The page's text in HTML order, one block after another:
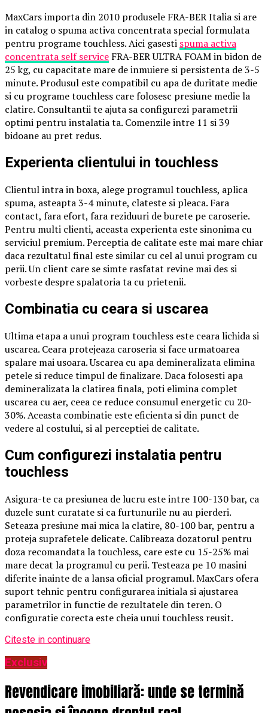
MaxCars importa din 2010 produsele FRA-BER Italia si are
in catalog o spuma activa concentrata special formulata
pentru programe touchless. Aici gasesti spuma activa
concentrata self service FRA-BER ULTRA FOAM in bidon de
25 kg, cu capacitate mare de inmuiere si persistenta de 3-5
minute. Produsul este compatibil cu apa de duritate medie
si cu programe touchless care folosesc presiune medie la
clatire. Consultantii te ajuta sa configurezi parametrii
optimi pentru instalatia ta. Comenzile intre 11 si 39
bidoane au pret redus.
Experienta clientului in touchless
Clientul intra in boxa, alege programul touchless, aplica
spuma, asteapta 3-4 minute, clateste si pleaca. Fara
contact, fara efort, fara reziduuri de burete pe caroserie.
Pentru multi clienti, aceasta experienta este sinonima cu
serviciul premium. Perceptia de calitate este mai mare chiar
daca rezultatul final este similar cu cel al unui program cu
perii. Un client care se simte rasfatat revine mai des si
vorbeste despre spalatoria ta cu prietenii.
Combinatia cu ceara si uscarea
Ultima etapa a unui program touchless este ceara lichida si
uscarea. Ceara protejeaza caroseria si face urmatoarea
spalare mai usoara. Uscarea cu apa demineralizata elimina
petele si reduce timpul de finalizare. Daca folosesti apa
demineralizata la clatirea finala, poti elimina complet
uscarea cu aer, ceea ce reduce consumul energetic cu 20-
30%. Aceasta combinatie este eficienta si din punct de
vedere al costului, si al perceptiei de calitate.
Cum configurezi instalatia pentru
touchless
Asigura-te ca presiunea de lucru este intre 100-130 bar, ca
duzele sunt curatate si ca furtunurile nu au pierderi.
Seteaza presiune mai mica la clatire, 80-100 bar, pentru a
proteja suprafetele delicate. Calibreaza dozatorul pentru
doza recomandata la touchless, care este cu 15-25% mai
mare decat la programul cu perii. Testeaza pe 10 masini
diferite inainte de a lansa oficial programul. MaxCars ofera
suport tehnic pentru configurarea initiala si ajustarea
parametrilor in functie de rezultatele din teren. O
configuratie corecta este cheia unui touchless reusit.
Citeste in continuare
Exclusiv
Revendicare imobiliară: unde se termină